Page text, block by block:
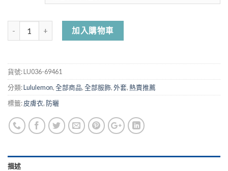
加入購物車
貨號:LU036-69461
分類:Lululemon,全部商品,全部服飾,外套,熱賣推薦
標籤:皮膚衣, 防曬
描述